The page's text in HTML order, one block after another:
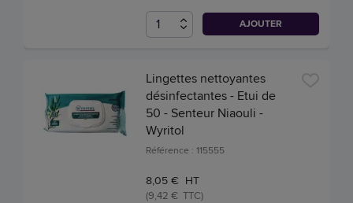
AJOUTER
Lingettes nettoyantes
désinfectantes - Etui de
50 - Senteur Niaouli -
Wyritol
Référence : 115555
8,05 € HT
(9,42 € TTC)